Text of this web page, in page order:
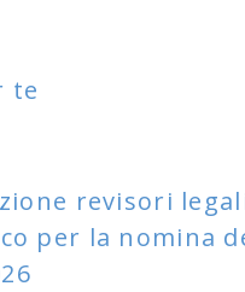
te
revisori
per la nomina